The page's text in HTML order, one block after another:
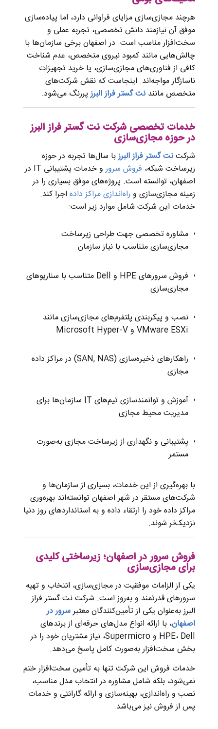
هرچند مجازی‌سازی مزایای فراوانی دارد، اما پیاده‌سازی
موفق آن نیازمند دانش تخصصی، تجربه عملی و
سخت‌افزار مناسب است. در اصفهان برخی سازمان‌ها با
چالش‌هایی مانند کمبود نیروی متخصص، عدم شناخت
کافی از فناوری‌های مجازی‌سازی، یا خرید تجهیزات
ناسازگار مواجه‌اند. اینجاست که نقش شرکت‌های
متخصص مانندنت گستر فراز البرزپررنگ می‌شود.
خدمات تخصصی شرکت نت گستر فراز البرز
در حوزه مجازی‌سازی
شرکتنت گستر فراز البرزبا سال‌ها تجربه در حوزه
زیرساخت شبکه، فروش سرور
و خدمات پشتیبانی IT در
اصفهان، توانسته است. پروژه‌های موفق بسیاری را در
زمینه مجازی‌سازی و راه‌اندازی مراکز داده اجرا کند.
خدمات این شرکت شامل موارد زیر است:
مشاوره تخصصی جهت طراحی زیرساخت
مجازی‌سازی متناسب با نیاز سازمان
فروش سرورهای HPE و Dell متناسب با سناریوهای
مجازی‌سازی
نصب و پیکربندی پلتفرم‌های مجازی‌سازی مانند
VMware ESXi و Microsoft Hyper-V
راهکارهای ذخیره‌سازی (SAN, NAS) در مراکز داده
مجازی
آموزش و توانمندسازی تیم‌های IT سازمان‌ها برای
مدیریت محیط مجازی
پشتیبانی و نگهداری از زیرساخت مجازی به‌صورت
مستمر
با بهره‌گیری از این خدمات، بسیاری از سازمان‌ها و
شرکت‌های مستقر در شهر اصفهان توانسته‌اند بهره‌وری
مراکز داده خود را ارتقاء داده و به استانداردهای روز دنیا
نزدیک‌تر شوند.
فروش سرور در اصفهان؛ زیرساختی کلیدی
برای مجازی‌سازی
یکی از الزامات موفقیت در مجازی‌سازی، انتخاب و تهیه
سرورهای قدرتمند و به‌روز است. شرکت نت گستر فراز
البرز به‌عنوان یکی از تأمین‌کنندگان معتبرسرور در
اصفهان، با ارائه انواع مدل‌های حرفه‌ای از برندهای
HPE، Dell و Supermicro، نیاز مشتریان خود را در
بخش سخت‌افزار به‌صورت کامل پاسخ می‌دهد.
خدمات فروش این شرکت تنها به تأمین سخت‌افزار ختم
نمی‌شود، بلکه شامل مشاوره در انتخاب مدل مناسب،
نصب و راه‌اندازی، بهینه‌سازی و ارائه گارانتی و خدمات
پس از فروش نیز می‌باشد.